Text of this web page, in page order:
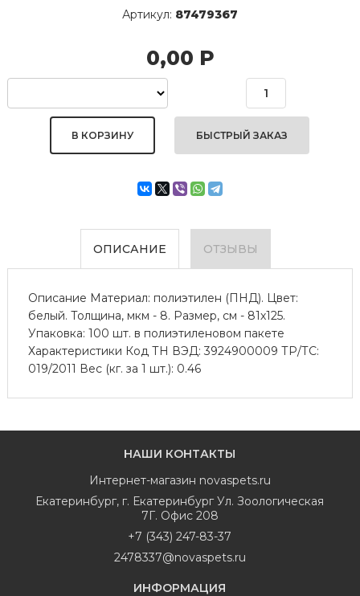
Артикул: 87479367
0,00 Р
БЫСТРЫЙ ЗАКАЗ
ОПИСАНИЕ ОТЗЫВЫ
Описание Материал: полиэтилен (ПНД). Цвет:
белый. Толщина, мкм - 8. Размер, см - 81х125.
Упаковка: 100 шт. в полиэтиленовом пакете
Характеристики Код ТН ВЭД: 3924900009 ТР/ТС:
019/2011 Вес (кг. за 1 шт.): 0.46
НАШИ КОНТАКТЫ
Интернет-магазин novaspets.ru
Екатеринбург, г. Екатеринбург Ул. Зоологическая
7Г. Офис 208
+7 (343) 247-83-37
2478337@novaspets.ru
ИНФОРМАЦИЯ